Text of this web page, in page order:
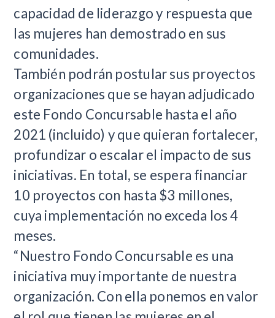
capacidad de liderazgo y respuesta que
las mujeres han demostrado en sus
comunidades.
También podrán postular sus proyectos
organizaciones que se hayan adjudicado
este Fondo Concursable hasta el año
2021 (incluido) y que quieran fortalecer,
profundizar o escalar el impacto de sus
iniciativas. En total, se espera financiar
10 proyectos con hasta $3 millones,
cuya implementación no exceda los 4
meses.
“Nuestro Fondo Concursable es una
iniciativa muy importante de nuestra
organización. Con ella ponemos en valor